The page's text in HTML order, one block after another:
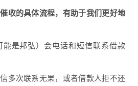
收的具体流程，有助于我们更好地
是邦弘）会电话和短信联系借款
多次联系无果，或者借款人拒不还